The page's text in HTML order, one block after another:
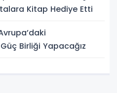
Kitap Hediye Etti
Birliği Yapacağız